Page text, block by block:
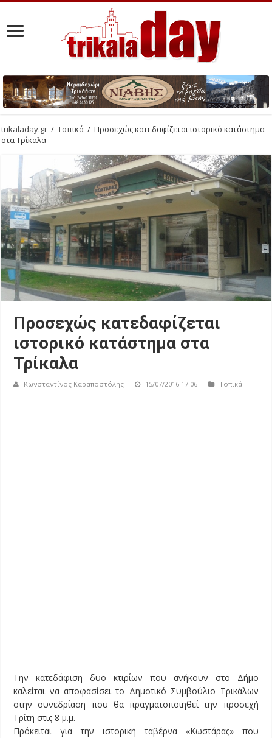
trikaladay.gr / Τοπικά / Προσεχώς κατεδαφίζεται ιστορικό κατάστημα
στα Τρίκαλα
Προσεχώς κατεδαφίζεται
ιστορικό κατάστημα στα
Τρίκαλα
Κωνσταντίνος Καραποστόλης 15/07/2016 17:06 Τοπικά
Την κατεδάφιση δυο κτιρίων που ανήκουν στο Δήμο
καλείται να αποφασίσει το Δημοτικό Συμβούλιο Τρικάλων
στην συνεδρίαση που θα πραγματοποιηθεί την προσεχή
Τρίτη στις 8 μ.μ.
Πρόκειται για την ιστορική ταβέρνα «Κωστάρας» που